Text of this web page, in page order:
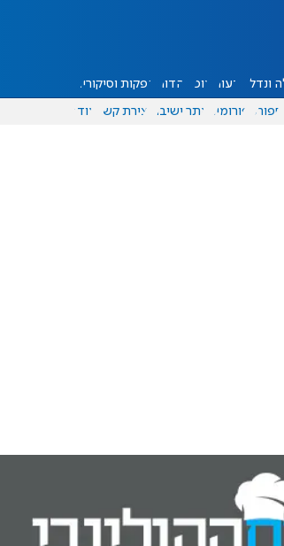
ונדל"ן דעות אוכל יהדות הפקות וסיקורים
ספורט פורומים אתר ישיבה יצירת קשר עוד